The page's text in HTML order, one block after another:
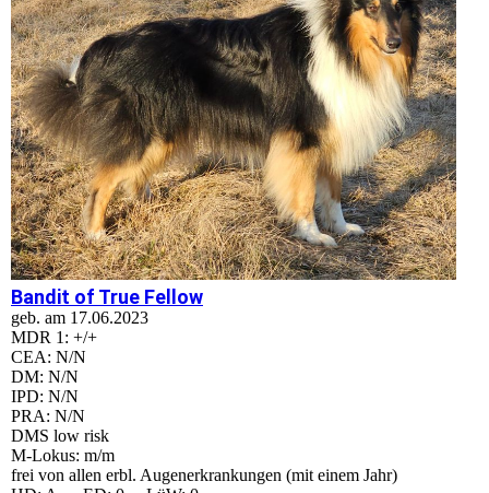
Bandit of True Fellow
geb. am 17.06.2023
MDR 1: +/+
CEA: N/N
DM: N/N
IPD: N/N
PRA: N/N
DMS low risk
M-Lokus: m/m
frei von allen erbl. Augenerkrankungen (mit einem Jahr)